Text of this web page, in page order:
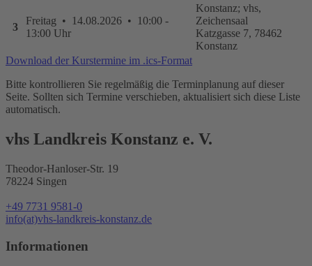
3
Freitag • 14.08.2026 • 10:00 -
13:00 Uhr
Konstanz; vhs,
Zeichensaal
Katzgasse 7, 78462
Konstanz
Download der Kurstermine im .ics-Format
Bitte kontrollieren Sie regelmäßig die Terminplanung auf dieser
Seite. Sollten sich Termine verschieben, aktualisiert sich diese Liste
automatisch.
vhs Landkreis Konstanz e. V.
Theodor-Hanloser-Str. 19
78224 Singen
+49 7731 9581-0
info(at)vhs-landkreis-konstanz.de
Informationen